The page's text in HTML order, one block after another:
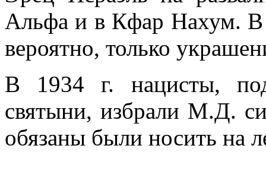
Альфа и в Кфар Нахум. В
вероятно, только
В 1934 г. нацисты,
святыни, избрали М.Д.
обязаны были носить на